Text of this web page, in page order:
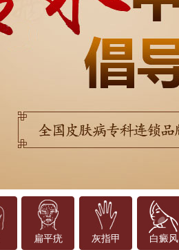
扁平疣 灰指甲 白癜风